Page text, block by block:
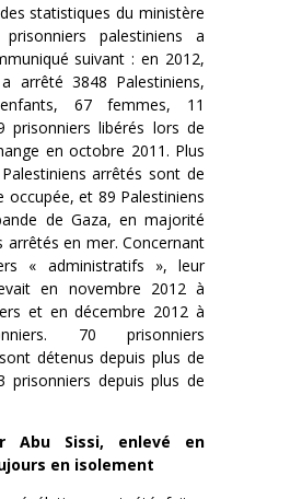
statistiques du ministère
palestiniens a
suivant : en 2012,
a arrêté 3848 Palestiniens,
67 femmes, 11
prisonniers libérés lors de
en octobre 2011. Plus
arrêtés sont de
occupée, et 89 Palestiniens
de Gaza, en majorité
arrêtés en mer. Concernant
« administratifs », leur
en novembre 2012 à
et en décembre 2012 à
70 prisonniers
détenus depuis plus de
prisonniers depuis plus de
Abu Sissi, enlevé en
en isolement